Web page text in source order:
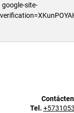
google-site-
Tel.